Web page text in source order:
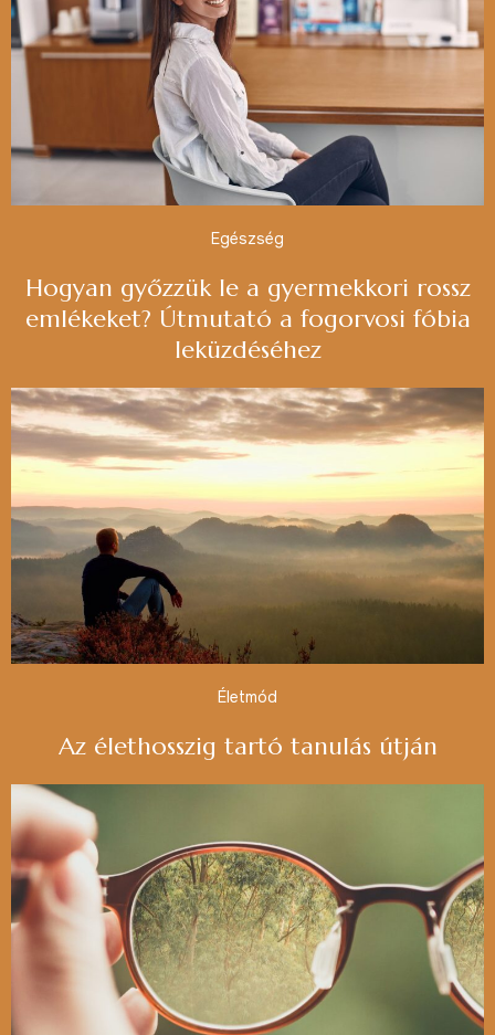
Egészség
Hogyan győzzük le a gyermekkori rossz
emlékeket? Útmutató a fogorvosi fóbia
leküzdéséhez
Életmód
Az élethosszig tartó tanulás útján